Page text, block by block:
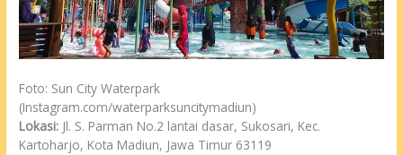
Foto: Sun City Waterpark
(Instagram.com/waterparksuncitymadiun)
Lokasi: Jl. S. Parman No.2 lantai dasar, Sukosari, Kec.
Kartoharjo, Kota Madiun, Jawa Timur 63119